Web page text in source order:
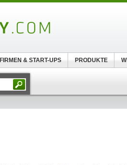
FIRMEN & START-UPS PRODUKTE